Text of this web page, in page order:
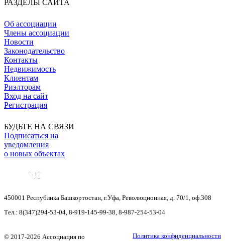
РАЗДЕЛЫ САЙТА
Об ассоциации
Члены ассоциации
Новости
Законодательство
Контакты
Недвижимость
Клиентам
Риэлторам
Вход на сайт
Регистрация
БУДЬТЕ НА СВЯЗИ
Подписаться на
уведомления
о новых объектах
450001 Республика Башкортостан г.Уфа Революционная, д. 70/1, оф.308
Тел.: 8(347)294-53-04 8-919-145-99-38 8-987-254-53-04
Политика конфиденциальности
© 2017-2026 Ассоциация по